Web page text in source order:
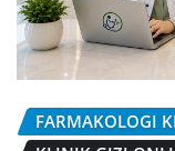
FARMAKOLOGI